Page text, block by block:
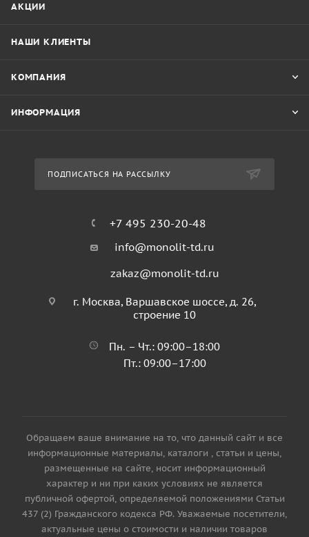
АКЦИИ
НАШИ КЛИЕНТЫ
КОМПАНИЯ
ИНФОРМАЦИЯ
ПОДПИСАТЬСЯ НА РАССЫЛКУ
+7 495 230-20-48
info@monolit-td.ru
zakaz@monolit-td.ru
г. Москва, Варшавское шоссе, д. 26,
строение 10
Пн. – Чт.: 09:00–18:00
Пт.: 09:00–17:00
Обращаем ваше внимание на то, что данный сайт и все
информационные материалы, каталоги , статьи и цены,
размещенные на сайте, носит информационный
характер и ни при каких условиях не является
публичной офертой, определяемой положениями Статьи
437 (2) Гражданского кодекса РФ. Уважаемые посетители,
актуальные цены о стоимости и наличии товаров